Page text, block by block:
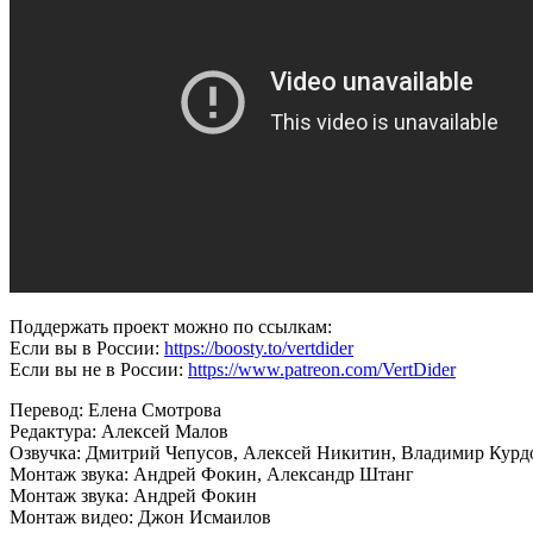
Поддержать проект можно по ссылкам:
Если вы в России: https://boosty.to/vertdider
Если вы не в России: https://www.patreon.com/VertDider
Перевод: Елена Смотрова
Редактура: Алексей Малов
Озвучка: Дмитрий Чепусов, Алексей Никитин, Владимир
Монтаж звука: Андрей Фокин, Александр Штанг
Монтаж звука: Андрей Фокин
Монтаж видео: Джон Исмаилов